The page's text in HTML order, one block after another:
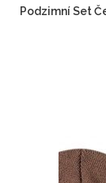
Podzimní Set